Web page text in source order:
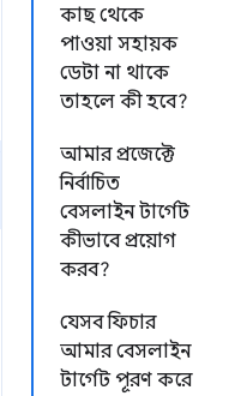
কাছ থেকে
পাওয়া সহায়ক
ডেটা না থাকে
তাহলে কী হবে?
আমার প্রজেক্টে
নির্বাচিত
বেসলাইন টার্গেট
কীভাবে প্রয়োগ
করব?
যেসব ফিচার
আমার বেসলাইন
টার্গেট পূরণ করে